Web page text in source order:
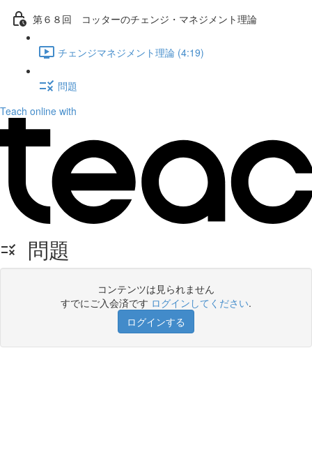
第６８回 コッターのチェンジ・マネジメント理論
チェンジマネジメント理論 (4:19)
問題
Teach online with
問題
コンテンツは見られません
すでにご入会済です ログインしてください.
ログインする